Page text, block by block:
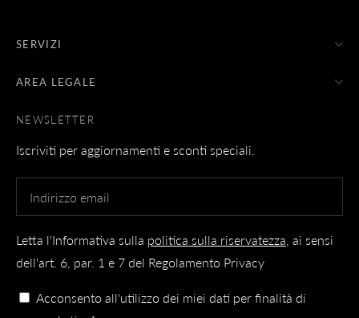
SERVIZI
AREA LEGALE
NEWSLETTER
Iscriviti per aggiornamenti e sconti speciali.
Letta l'Informativa sulla politica sulla riservatezza , ai sensi
dell'art. 6, par. 1 e 7 del Regolamento Privacy
Acconsento all'utilizzo dei miei dati per finalità di